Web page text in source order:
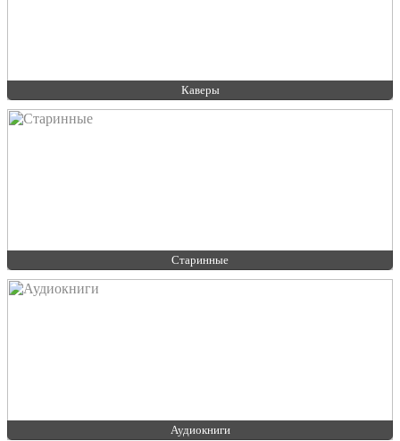
Каверы
Старинные
Аудиокниги